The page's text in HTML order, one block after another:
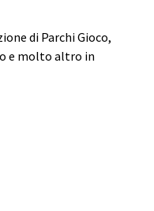
di Parchi Gioco,
e molto altro in